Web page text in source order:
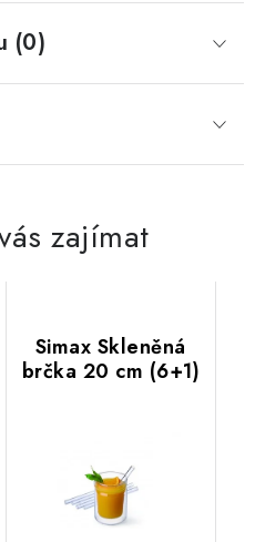
(0)
zajímat
Simax Skleněná
brčka 20 cm (6+1)